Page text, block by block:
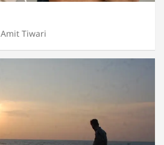
Amit Tiwari